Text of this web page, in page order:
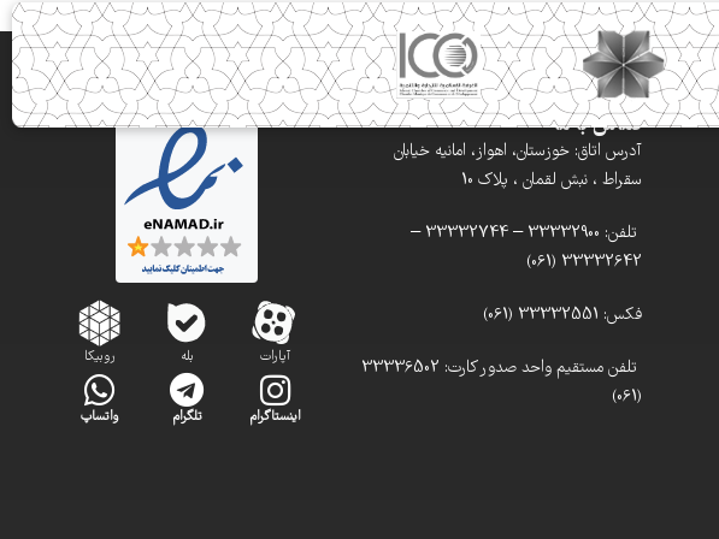
تماس با ما
آدرس اتاق: خوزستان، اهواز، امانیه خیابان
سقراط ، نبش لقمان ، پلاک 10
تلفن: 33332900 – 33332744 –
33332642 (061)
فکس: 33332551 (061)
تلفن مستقیم واحد صدور کارت: 33336502
(061)
آپارات بله روبیکا
اینستاگرام تلگرام واتساپ